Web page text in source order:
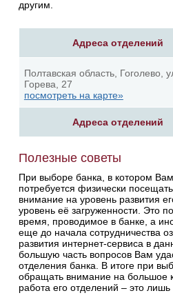
другим.
Адреса отделений
Адреса отделений
Полтавская область, Гоголево,
Горева, 27
посмотреть на карте»
Полезные советы
При выборе банка, в котором
потребуется физически
внимание на уровень развития
уровень её загруженности. Это
время, проводимое в банке, а
еще до начала сотрудничества
развития интернет-сервиса в
большую часть вопросов Вам
отделения банка. В итоге при
обращать внимание на большое
работа его отделений – это